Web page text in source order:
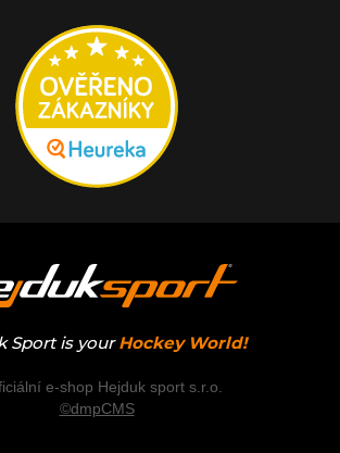
Sport is your Hockey World!
e-shop Hejduk sport s.r.o.
©dmpCMS